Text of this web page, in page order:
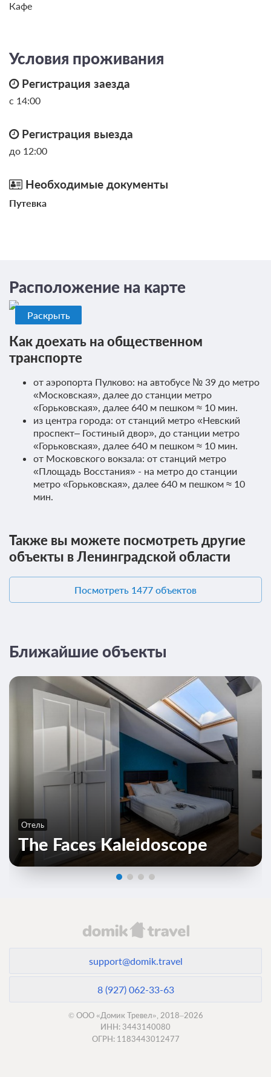
8 фото
Завтрак
Требуется предоплата
Проживание без питания
Апартаменты 3-местные 1-комнатные
Требуется предоплата
Проживание без питания
Требуется предоплата
Студия 2-местная 1-комнатная DBL/TWIN
Кафе
Условия проживания
Регистрация заезда
с 14:00
Регистрация выезда
до 12:00
Необходимые документы
Путевка
Расположение на карте
Раскрыть
Как доехать на общественном
транспорте
от аэропорта Пулково: на автобусе № 39 до метро
«Московская», далее до станции метро
«Горьковская», далее 640 м пешком ≈ 10 мин.
из центра города: от станций метро «Невский
проспект– Гостиный двор», до станции метро
«Горьковская», далее 640 м пешком ≈ 10 мин.
от Московского вокзала: от станций метро
«Площадь Восстания» - на метро до станции
метро «Горьковская», далее 640 м пешком ≈ 10
мин.
Также вы можете посмотреть другие
объекты в Ленинградской области
Посмотреть 1477 объектов
Ближайшие объекты
Отель
The Faces Kaleidoscope
support@domik.travel
8 (927) 062-33-63
© ООО «Домик Тревел», 2018–2026
ИНН: 3443140080
ОГРН: 1183443012477